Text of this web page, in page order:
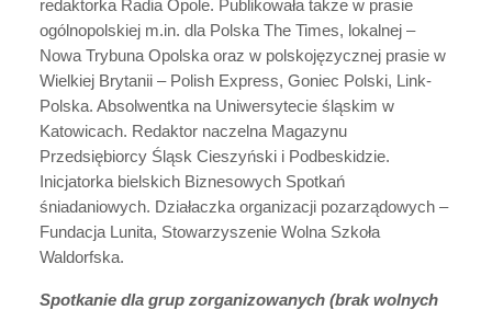
redaktorka Radia Opole. Publikowała także w prasie
ogólnopolskiej m.in. dla Polska The Times, lokalnej –
Nowa Trybuna Opolska oraz w polskojęzycznej prasie w
Wielkiej Brytanii – Polish Express, Goniec Polski, Link-
Polska. Absolwentka na Uniwersytecie śląskim w
Katowicach. Redaktor naczelna Magazynu
Przedsiębiorcy Śląsk Cieszyński i Podbeskidzie.
Inicjatorka bielskich Biznesowych Spotkań
śniadaniowych. Działaczka organizacji pozarządowych –
Fundacja Lunita, Stowarzyszenie Wolna Szkoła
Waldorfska.
Spotkanie dla grup zorganizowanych (brak wolnych